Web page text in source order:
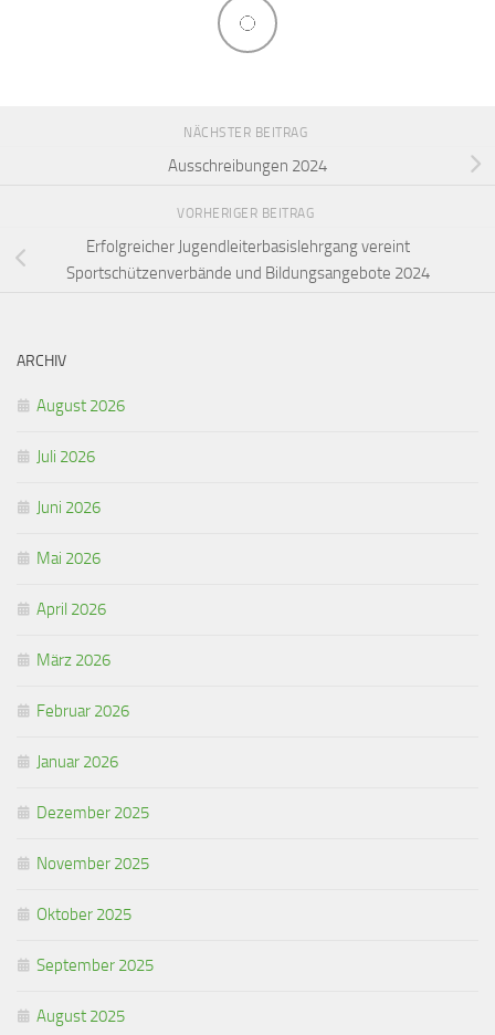
NÄCHSTER BEITRAG
Ausschreibungen 2024
VORHERIGER BEITRAG
Erfolgreicher Jugendleiterbasislehrgang vereint
Sportschützenverbände und Bildungsangebote 2024
ARCHIV
August 2026
Juli 2026
Juni 2026
Mai 2026
April 2026
März 2026
Februar 2026
Januar 2026
Dezember 2025
November 2025
Oktober 2025
September 2025
August 2025